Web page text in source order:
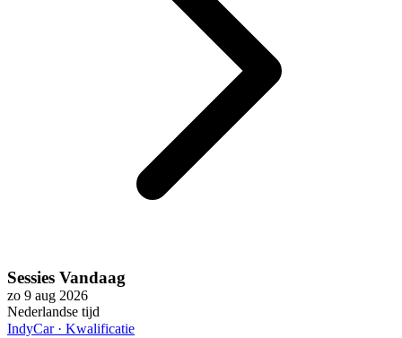
Sessies Vandaag
zo 9 aug 2026
Nederlandse tijd
IndyCar· Kwalificatie